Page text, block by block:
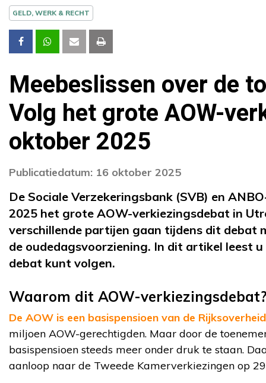
GELD, WERK & RECHT
Meebeslissen over de
Volg het grote AOW-
oktober 2025
Publicatiedatum: 16 oktober 2025
De Sociale Verzekeringsbank (SVB) en
2025 het grote AOW-verkiezingsdebat in
verschillende partijen gaan tijdens dit debat
de oudedagsvoorziening. In dit artikel leest
debat kunt volgen.
Waarom dit AOW-
De AOW is een basispensioen van de Rijksoverheid
miljoen AOW-gerechtigden. Maar door de
basispensioen steeds meer onder druk te staan.
aanloop naar de Tweede Kamerverkiezingen op